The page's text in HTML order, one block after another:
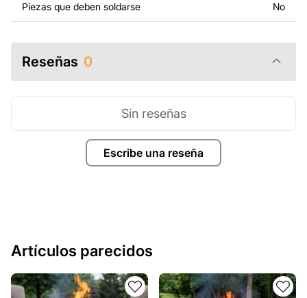
Piezas que deben soldarse No
Reseñas 0
Escribe una reseña
Sin reseñas
Artículos parecidos